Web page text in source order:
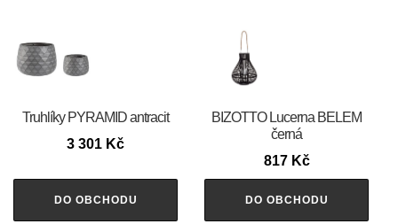
Truhlíky PYRAMID antracit
3 301 Kč
DO OBCHODU
BIZOTTO Lucerna BELEM
černá
817 Kč
DO OBCHODU